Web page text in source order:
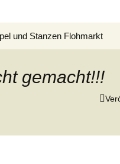
und Stanzen Flohmarkt
gemacht!!!